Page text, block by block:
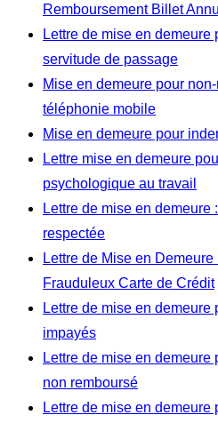
Remboursement Billet
Lettre de mise en demeure
servitude de passage
Mise en demeure pour
téléphonie mobile
Mise en demeure pour
Lettre mise en demeure
psychologique au travail
Lettre de mise en
respectée
Lettre de Mise en
Frauduleux Carte de Crédit
Lettre de mise en demeure
impayés
Lettre de mise en
non remboursé
Lettre de mise en demeure